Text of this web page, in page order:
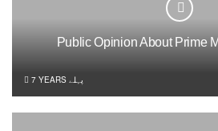
Public Opinion About Prime
7 YEARS پہلے